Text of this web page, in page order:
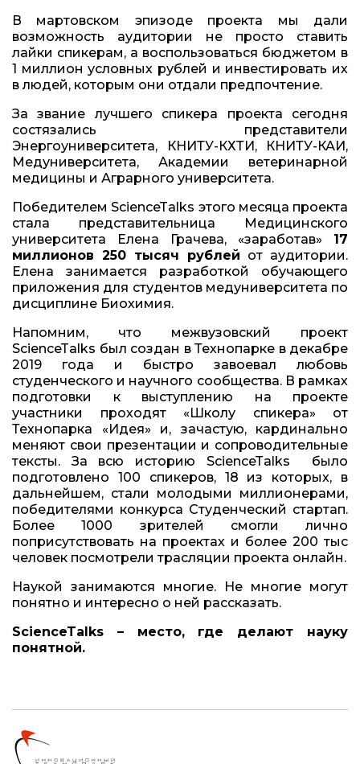
В мартовском эпизоде проекта мы дали
возможность аудитории не просто ставить
лайки спикерам, а воспользоваться бюджетом в
1 миллион условных рублей и инвестировать их
в людей, которым они отдали предпочтение.
За звание лучшего спикера проекта сегодня
состязались представители
Энергоуниверситета, КНИТУ-КХТИ, КНИТУ-КАИ,
Медуниверситета, Академии ветеринарной
медицины и Аграрного университета.
Победителем ScienceTalks этого месяца проекта
стала представительница Медицинского
университета Елена Грачева, «заработав» 17
миллионов 250 тысяч рублей от аудитории.
Елена занимается разработкой обучающего
приложения для студентов медуниверситета по
дисциплине Биохимия.
Напомним, что межвузовский проект
ScienceTalks был создан в Технопарке в декабре
2019 года и быстро завоевал любовь
студенческого и научного сообщества. В рамках
подготовки к выступлению на проекте
участники проходят «Школу спикера» от
Технопарка «Идея» и, зачастую, кардинально
меняют свои презентации и сопроводительные
тексты. За всю историю ScienceTalks было
подготовлено 100 спикеров, 18 из которых, в
дальнейшем, стали молодыми миллионерами,
победителями конкурса Студенческий стартап.
Более 1000 зрителей смогли лично
поприсутствовать на проектах и более 200 тыс
человек посмотрели трасляции проекта онлайн.
Наукой занимаются многие. Не многие могут
понятно и интересно о ней рассказать.
ScienceTalks – меcто, где делают науку
понятной.